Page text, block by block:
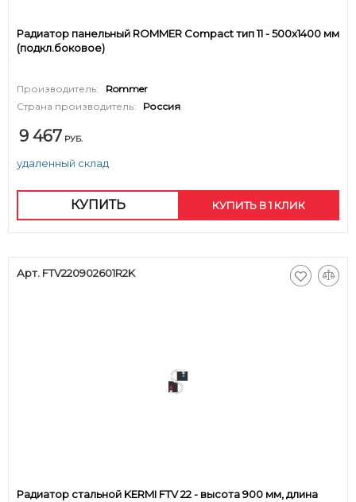
Радиатор панельный ROMMER Compact тип 11 - 500x1400 мм
(подкл.боковое)
Производитель:
Rommer
Страна производитель:
Россия
9 467 РУБ.
удаленный склад
КУПИТЬ КУПИТЬ В 1 КЛИК
Арт. FTV220902601R2K
Радиатор стальной KERMI FTV 22 - высота 900 мм, длина